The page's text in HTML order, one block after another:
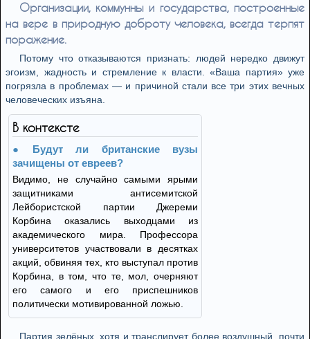
Организации, коммунны и государства, построенные
на вере в природную доброту человека, всегда терпят
поражение.
Потому что отказываются признать: людей нередко движут
эгоизм, жадность и стремление к власти. «Ваша партия» уже
погрязла в проблемах — и причиной стали все три этих вечных
человеческих изъяна.
В контексте
Будут ли британские вузы
зачищены от евреев?
Видимо, не случайно самыми ярыми
защитниками антисемитской
Лейбористской партии Джереми
Корбина оказались выходцами из
академического мира. Профессора
университетов участвовали в десятках
акций, обвиняя тех, кто выступал против
Корбина, в том, что те, мол, очерняют
его самого и его приспешников
политически мотивированной ложью.
Партия зелёных, хотя и транслирует более воздушный, почти